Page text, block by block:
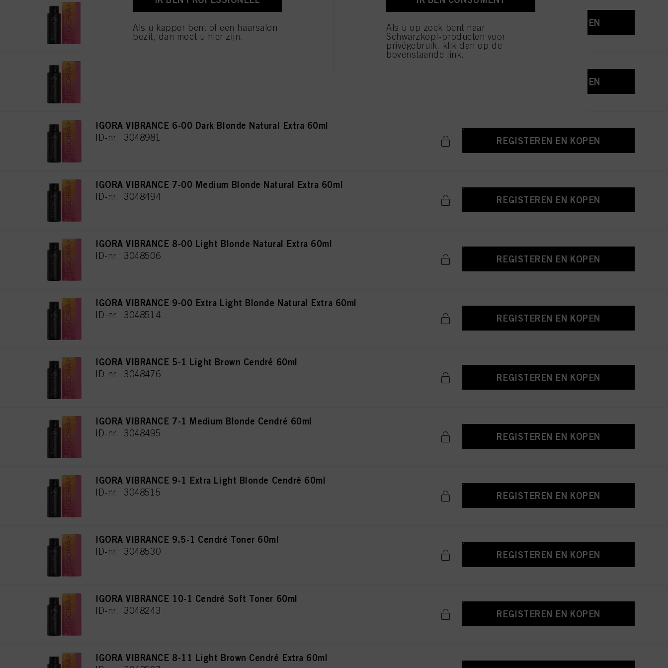
REGISTEREN EN KOPEN
REGISTEREN EN KOPEN
IGORA VIBRANCE 6-00 Dark Blonde Natural Extra 60ml
ID-nr. 3048981 REGISTEREN EN KOPEN
IGORA VIBRANCE 7-00 Medium Blonde Natural Extra 60ml
ID-nr. 3048494 REGISTEREN EN KOPEN
IGORA VIBRANCE 8-00 Light Blonde Natural Extra 60ml
ID-nr. 3048506 REGISTEREN EN KOPEN
IGORA VIBRANCE 9-00 Extra Light Blonde Natural Extra 60ml
ID-nr. 3048514 REGISTEREN EN KOPEN
IGORA VIBRANCE 5-1 Light Brown Cendré 60ml
ID-nr. 3048476 REGISTEREN EN KOPEN
IGORA VIBRANCE 7-1 Medium Blonde Cendré 60ml
ID-nr. 3048495 REGISTEREN EN KOPEN
IGORA VIBRANCE 9-1 Extra Light Blonde Cendré 60ml
ID-nr. 3048515 REGISTEREN EN KOPEN
IGORA VIBRANCE 9.5-1 Cendré Toner 60ml
ID-nr. 3048530 REGISTEREN EN KOPEN
IGORA VIBRANCE 10-1 Cendré Soft Toner 60ml
ID-nr. 3048243 REGISTEREN EN KOPEN
IGORA VIBRANCE 8-11 Light Brown Cendré Extra 60ml
Als u kapper bent of een haarsalon
bezit, dan moet u hier zijn.
Als u op zoek bent naar
Schwarzkopf-producten voor
privégebruik, klik dan op de
bovenstaande link.
alleen cookies gebruikt die technisch noodzakelijk zijn om u deze website aan te kunnen bieden..